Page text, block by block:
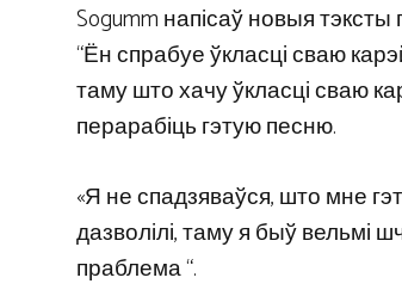
Sogumm напісаў новыя
“Ён спрабуе ўкласці сваю
таму што хачу ўкласці сваю
перарабіць гэтую песню.
«Я не спадзяваўся, што мне
дазволілі, таму я быў вельмі
праблема “.